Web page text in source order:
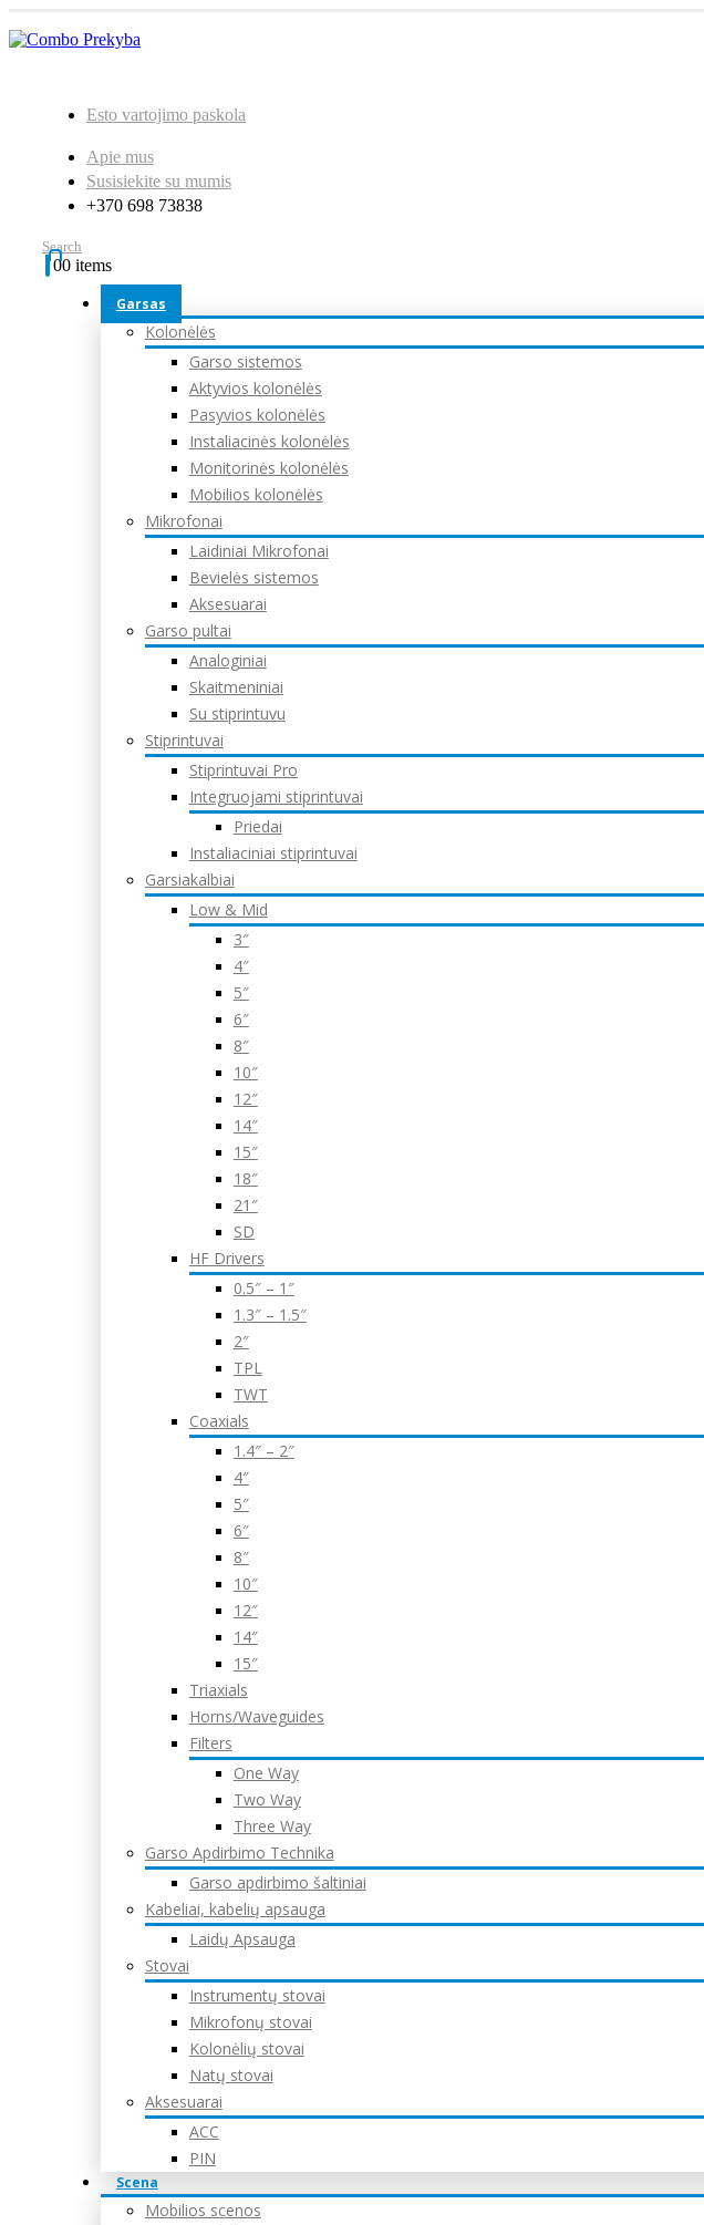
Esto vartojimo paskola
Apie mus
Susisiekite su mumis
+370 698 73838
Search
00 items
Garsas
Kolonėlės
Garso sistemos
Aktyvios kolonėlės
Pasyvios kolonėlės
Instaliacinės kolonėlės
Monitorinės kolonėlės
Mobilios kolonėlės
Mikrofonai
Laidiniai Mikrofonai
Bevielės sistemos
Aksesuarai
Garso pultai
Analoginiai
Skaitmeniniai
Su stiprintuvu
Stiprintuvai
Stiprintuvai Pro
Integruojami stiprintuvai
Priedai
Instaliaciniai stiprintuvai
Garsiakalbiai
Low & Mid
3″
4″
5″
6″
8″
10″
12″
14″
15″
18″
21″
SD
HF Drivers
0.5″ – 1″
1.3″ – 1.5″
2″
TPL
TWT
Coaxials
1.4″ – 2″
4″
5″
6″
8″
10″
12″
14″
15″
Triaxials
Horns/Waveguides
Filters
One Way
Two Way
Three Way
Garso Apdirbimo Technika
Garso apdirbimo šaltiniai
Kabeliai, kabelių apsauga
Laidų Apsauga
Stovai
Instrumentų stovai
Mikrofonų stovai
Kolonėlių stovai
Natų stovai
Aksesuarai
ACC
PIN
Scena
Mobilios scenos